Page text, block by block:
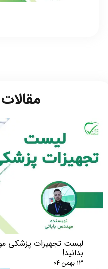
لیست تجهیزات پزشکی
بدانید!
۱۳ بهمن ۰۴